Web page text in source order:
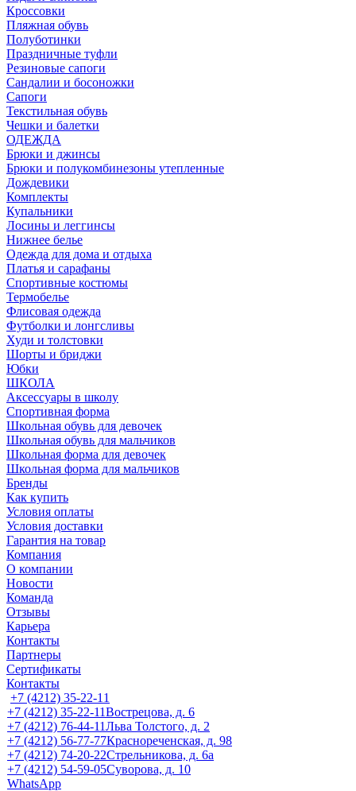
Кроссовки
Пляжная обувь
Полуботинки
Праздничные туфли
Резиновые сапоги
Сандалии и босоножки
Сапоги
Текстильная обувь
Чешки и балетки
ОДЕЖДА
Брюки и джинсы
Брюки и полукомбинезоны утепленные
Дождевики
Комплекты
Купальники
Лосины и леггинсы
Нижнее белье
Одежда для дома и отдыха
Платья и сарафаны
Спортивные костюмы
Термобелье
Флисовая одежда
Футболки и лонгсливы
Худи и толстовки
Шорты и бриджи
Юбки
ШКОЛА
Аксессуары в школу
Спортивная форма
Школьная обувь для девочек
Школьная обувь для мальчиков
Школьная форма для девочек
Школьная форма для мальчиков
Бренды
Как купить
Условия оплаты
Условия доставки
Гарантия на товар
Компания
О компании
Новости
Команда
Отзывы
Карьера
Контакты
Партнеры
Сертификаты
Контакты
+7 (4212) 35-22-11
+7 (4212) 35-22-11Вострецова, д. 6
+7 (4212) 76-44-11Льва Толстого, д. 2
+7 (4212) 56-77-77Краснореченская, д. 98
+7 (4212) 74-20-22Стрельникова, д. 6а
+7 (4212) 54-59-05Суворова, д. 10
WhatsApp